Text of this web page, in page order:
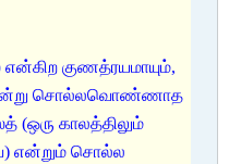
குணத்ரயமாயும்,
சொல்லவொண்ணாத
காலத்திலும்
என்றும் சொல்ல